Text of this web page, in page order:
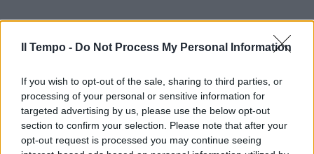
Il Tempo - Do Not Process My Personal Information
If you wish to opt-out of the sale, sharing to third parties, or
processing of your personal or sensitive information for
targeted advertising by us, please use the below opt-out
section to confirm your selection. Please note that after your
opt-out request is processed you may continue seeing